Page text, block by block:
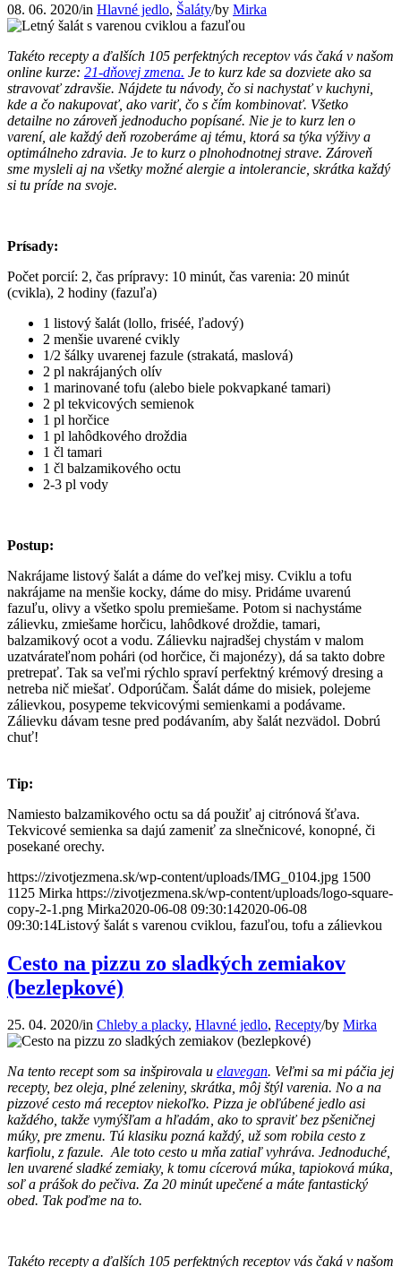
08. 06. 2020/in Hlavné jedlo, Šaláty/by Mirka
Takéto recepty a ďalších 105 perfektných receptov vás čaká v našom
online kurze: 21-dňovej zmena. Je to kurz kde sa dozviete ako sa
stravovať zdravšie. Nájdete tu návody, čo si nachystať v kuchyni,
kde a čo nakupovať, ako variť, čo s čím kombinovať. Všetko
detailne no zároveň jednoducho popísané. Nie je to kurz len o
varení, ale každý deň rozoberáme aj tému, ktorá sa týka výživy a
optimálneho zdravia. Je to kurz o plnohodnotnej strave. Zároveň
sme mysleli aj na všetky možné alergie a intolerancie, skrátka každý
si tu príde na svoje.
Prísady:
Počet porcií: 2, čas prípravy: 10 minút, čas varenia: 20 minút
(cvikla), 2 hodiny (fazuľa)
1 listový šalát (lollo, friséé, ľadový)
2 menšie uvarené cvikly
1/2 šálky uvarenej fazule (strakatá, maslová)
2 pl nakrájaných olív
1 marinované tofu (alebo biele pokvapkané tamari)
2 pl tekvicových semienok
1 pl horčice
1 pl lahôdkového droždia
1 čl tamari
1 čl balzamikového octu
2-3 pl vody
Postup:
Nakrájame listový šalát a dáme do veľkej misy. Cviklu a tofu
nakrájame na menšie kocky, dáme do misy. Pridáme uvarenú
fazuľu, olivy a všetko spolu premiešame. Potom si nachystáme
zálievku, zmiešame horčicu, lahôdkové droždie, tamari,
balzamikový ocot a vodu. Zálievku najradšej chystám v malom
uzatvárateľnom pohári (od horčice, či majonézy), dá sa takto dobre
pretrepať. Tak sa veľmi rýchlo spraví perfektný krémový dresing a
netreba nič miešať. Odporúčam. Šalát dáme do misiek, polejeme
zálievkou, posypeme tekvicovými semienkami a podávame.
Zálievku dávam tesne pred podávaním, aby šalát nezvädol. Dobrú
chuť!
Tip:
Namiesto balzamikového octu sa dá použiť aj citrónová šťava.
Tekvicové semienka sa dajú zameniť za slnečnicové, konopné, či
posekané orechy.
https://zivotjezmena.sk/wp-content/uploads/IMG_0104.jpg 1500
1125 Mirka https://zivotjezmena.sk/wp-content/uploads/logo-square-
copy-2-1.png Mirka2020-06-08 09:30:142020-06-08
09:30:14Listový šalát s varenou cviklou, fazuľou, tofu a zálievkou
Cesto na pizzu zo sladkých zemiakov
(bezlepkové)
25. 04. 2020/in Chleby a placky, Hlavné jedlo, Recepty/by Mirka
Na tento recept som sa inšpirovala u elavegan. Veľmi sa mi páčia jej
recepty, bez oleja, plné zeleniny, skrátka, môj štýl varenia. No a na
pizzové cesto má receptov niekoľko. Pizza je obľúbené jedlo asi
každého, takže vymýšľam a hľadám, ako to spraviť bez pšeničnej
múky, pre zmenu. Tú klasiku pozná každý, už som robila cesto z
karfiolu, z fazule. Ale toto cesto u mňa zatiaľ vyhráva. Jednoduché,
len uvarené sladké zemiaky, k tomu cícerová múka, tapioková múka,
soľ a prášok do pečiva. Za 20 minút upečené a máte fantastický
obed. Tak poďme na to.
Takéto recepty a ďalších 105 perfektných receptov vás čaká v našom